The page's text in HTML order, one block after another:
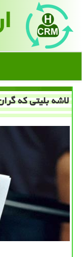
لاشه بلیتی كه